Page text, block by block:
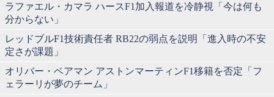
ラファエル・カマラ ハースF1加入報道を冷静視「今は何も
分からない」
レッドブルF1技術責任者 RB22の弱点を説明「進入時の不安
定さが課題」
オリバー・ベアマン アストンマーティンF1移籍を否定「フ
ェラーリが夢のチーム」